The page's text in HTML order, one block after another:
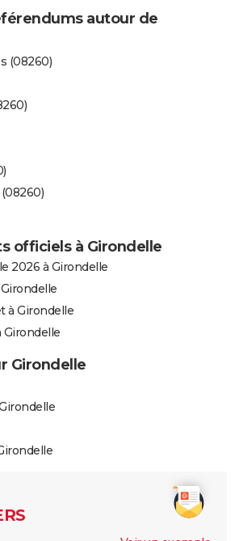
autour de
(08260)
officiels à Girondelle
2026 à Girondelle
à Girondelle
Girondelle
Girondelle